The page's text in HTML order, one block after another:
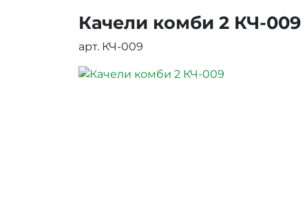
Качели комби 2 КЧ-009
арт. КЧ-009